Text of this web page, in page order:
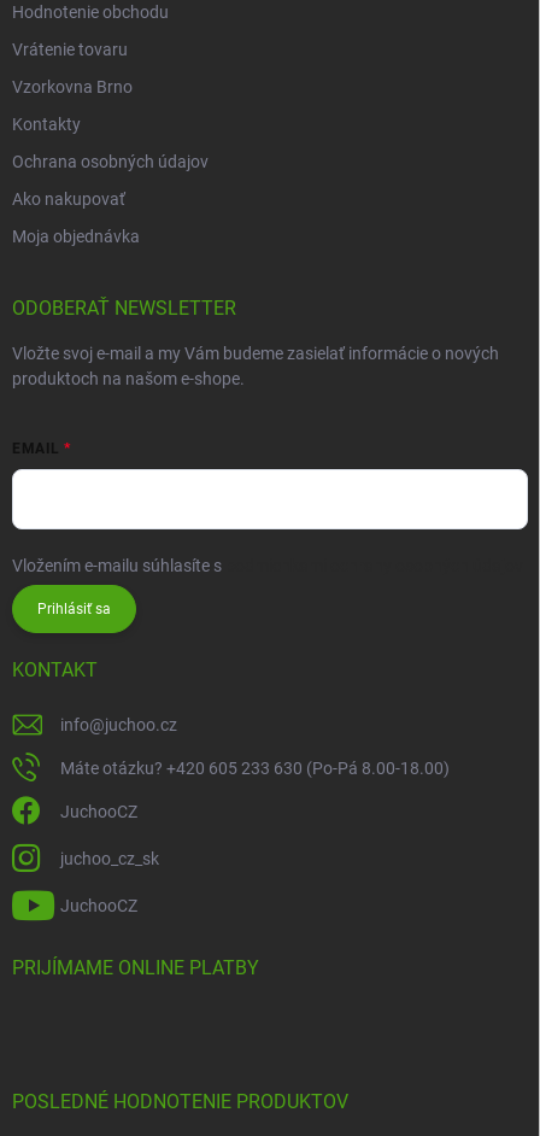
Hodnotenie obchodu
Vrátenie tovaru
Vzorkovna Brno
Kontakty
Ochrana osobných údajov
Ako nakupovať
Moja objednávka
ODOBERAŤ NEWSLETTER
Vložte svoj e-mail a my Vám budeme zasielať informácie o nových
produktoch na našom e-shope.
EMAIL
Vložením e-mailu súhlasíte s
Prihlásiť sa
KONTAKT
info@juchoo.cz
Máte otázku? +420 605 233 630 (Po-Pá 8.00-18.00)
JuchooCZ
juchoo_cz_sk
JuchooCZ
PRIJÍMAME ONLINE PLATBY
POSLEDNÉ HODNOTENIE PRODUKTOV